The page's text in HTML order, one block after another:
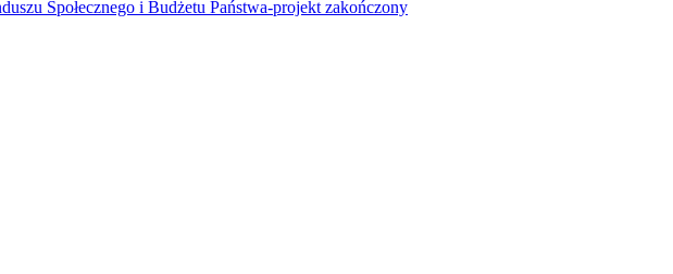
Społecznego i Budżetu Państwa-projekt zakończony